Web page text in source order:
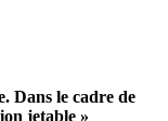
Dans le cadre de
jetable »